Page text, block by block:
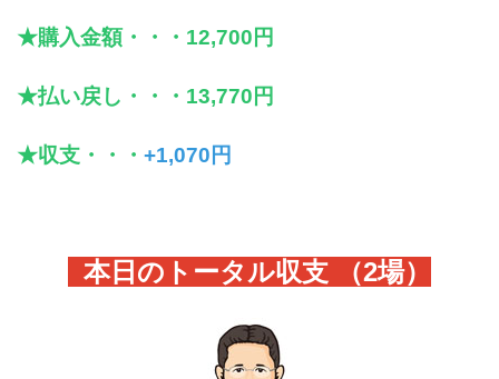
★購入金額・・・12,700円
★払い戻し・・・13,770円
★収支・・・ +1,070円
本日のトータル収支 （2場）